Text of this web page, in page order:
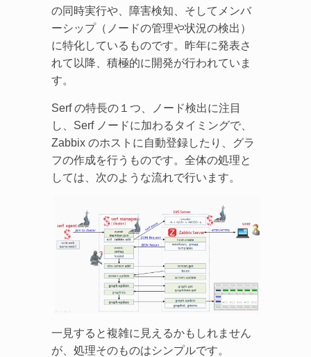
の同時実行や、障害検知、そしてメンバ
ーシップ（ノードの管理や状況の検出）
に特化しているものです。昨年に発表さ
れて以降、積極的に開発が行われていま
す。
Serf の特長の１つ、ノード検出に注目
し、Serf ノードに加わるタイミングで、
Zabbix のホストに自動登録したり、グラ
フの作成を行うものです。全体の処理と
しては、次のような流れで行います。
一見すると複雑に見えるかもしれません
が、処理そのものはシンプルです。